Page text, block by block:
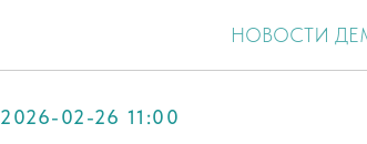
НОВОСТИ
2026-02-26 11:00